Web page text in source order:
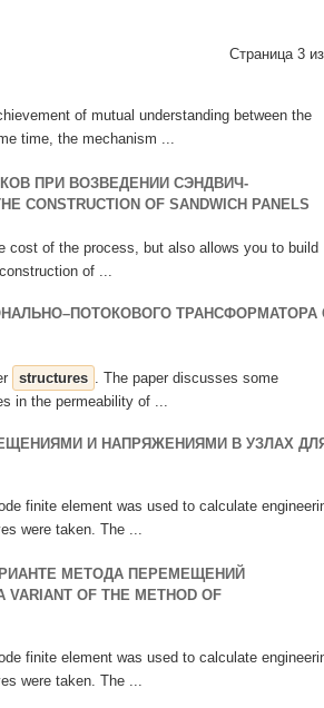
Страница 3
of mutual understanding between the
time, the mechanism ...
ПРИ ВОЗВЕДЕНИИ СЭНДВИЧ-
CONSTRUCTION OF SANDWICH PANELS
cost of the process, but also allows you to build
of ...
ТРАНСФОРМАТОРА
structures . The paper discusses some
in the permeability of ...
И НАПРЯЖЕНИЯМИ В УЗЛАХ
finite element was used to calculate
were taken. The ...
МЕТОДА ПЕРЕМЕЩЕНИЙ
VARIANT OF THE METHOD OF
finite element was used to calculate
were taken. The ...